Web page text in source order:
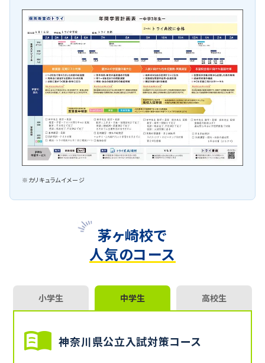
※カリキュラムイメージ
茅ヶ崎校で
人気のコース
小学生 中学生 高校生
神奈川県公立入試対策コース